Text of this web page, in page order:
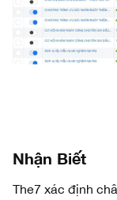
Nhận Biết
The7 xác định